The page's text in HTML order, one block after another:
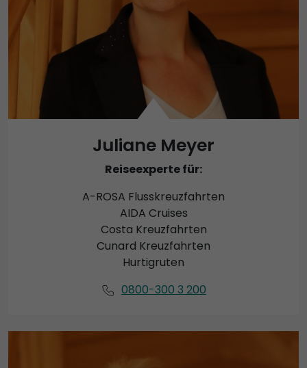
Juliane Meyer
Reiseexperte für:
A-ROSA Flusskreuzfahrten
AIDA Cruises
Costa Kreuzfahrten
Cunard Kreuzfahrten
Hurtigruten
0800-300 3 200